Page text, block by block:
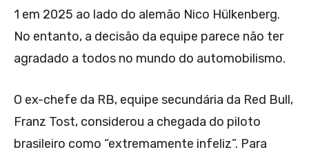
1 em 2025 ao lado do alemão Nico Hülkenberg.
No entanto, a decisão da equipe parece não ter
agradado a todos no mundo do automobilismo.
O ex-chefe da RB, equipe secundária da Red Bull,
Franz Tost, considerou a chegada do piloto
brasileiro como “extremamente infeliz”. Para